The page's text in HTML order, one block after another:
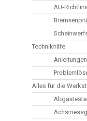
AU-
Technikhilfe
Anleitungen
Alles für die